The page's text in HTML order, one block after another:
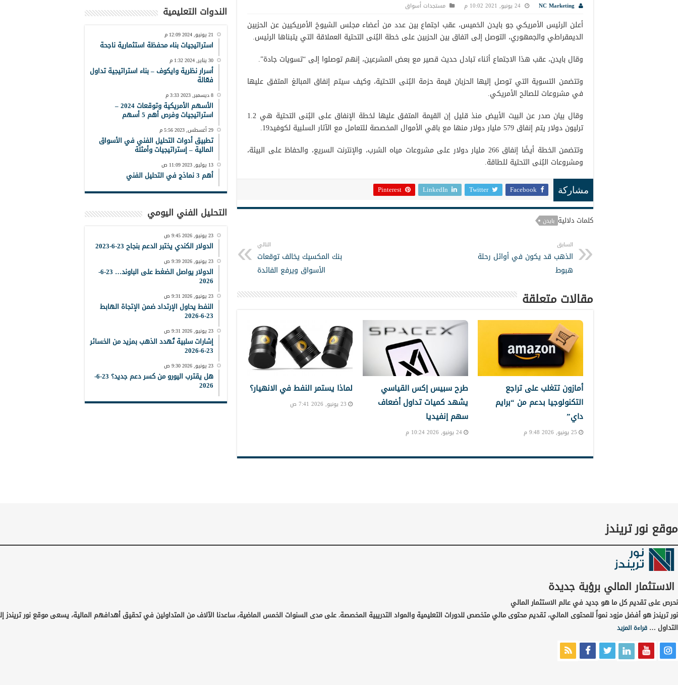
NC Marketing 24 يونيو, 2021 10:02 م مستجدات أسواق
أعلن الرئيس الأمريكي جو بايدن الخميس، عقب اجتماع بين عدد من أعضاء مجلس الشيوخ الأمريكيين عن الحزبين
الديمقراطي والجمهوري، التوصل إلى اتفاق بين الحزبين على خطة البُنى التحتية العملاقة التي يتبناها الرئيس.
وقال بايدن، عقب هذا الاجتماع أثناء تبادل حديث قصير مع بعض المشرعين، إنهم توصلوا إلى “تسويات جادة”.
وتتضمن التسوية التي توصل إليها الحزبان قيمة حزمة البُنى التحتية، وكيف سيتم إنفاق المبالغ المتفق عليها
في مشروعات للصالح الأمريكي.
وقال بيان صدر عن البيت الأبيض منذ قليل إن القيمة المتفق عليها لخطة الإنفاق على البُنى التحتية هي 1.2
ترليون دولار يتم إنفاق 579 مليار دولار منها مع باقي الأموال المخصصة للتعامل مع الآثار السلبية لكوفيد19.
وتتضمن الخطة أيضًا إنفاق 266 مليار دولار على مشروعات مياه الشرب، والإنترنت السريع، والحفاظ على البيئة،
ومشروعات البُنى التحتية للطاقة.
مشاركة Facebook
Twitter
LinkedIn
Pinterest
كلمات دلالية بايدن
السابق
الذهب قد يكون في أوائل رحلة
هبوط
التالي
بنك المكسيك يخالف توقعات
الأسواق ويرفع الفائدة
مقالات متعلقة
أمازون تتغلب على تراجع
التكنولوجيا بدعم من “برايم
داي”
25 يونيو, 2026 9:48 م
طرح سبيس إكس القياسي
يشهد كميات تداول أضعاف
سهم إنفيديا
24 يونيو, 2026 10:24 م
لماذا يستمر النفط في الانهيار؟
23 يونيو, 2026 7:41 ص
الندوات التعليمية
21 يونيو, 2024 12:09 م
استراتيجيات بناء محفظة استثمارية ناجحة
30 يناير, 2024 1:32 م
أسرار نظرية وايكوف – بناء استراتيجية تداول
فعّالة
8 ديسمبر, 2023 3:33 م
الأسهم الأمريكية وتوقعات 2024 –
استراتيجيات وفرص أهم 5 أسهم
29 أغسطس, 2023 5:56 م
تطبيق أدوات التحليل الفني في الأسواق
المالية – إستراتيجيات وأمثلة
13 يوليو, 2023 11:09 ص
أهم 3 نماذج في التحليل الفني
التحليل الفني اليومي
23 يونيو, 2026 9:45 ص
الدولار الكندي يختبر الدعم بنجاح 23-6-2023
23 يونيو, 2026 9:39 ص
الدولار يواصل الضغط على الباوند… 23-6-
2026
23 يونيو, 2026 9:31 ص
النفط يحاول الإرتداد ضمن الإتجاة الهابط
23-6-2026
23 يونيو, 2026 9:31 ص
إشارات سلبية تُهدد الذهب بمزيد من الخسائر
23-6-2026
23 يونيو, 2026 9:30 ص
هل يقترب اليورو من كسر دعم جديد؟ 23-6-
2026
موقع نور تريندز
الاستثمار المالي برؤية جديدة
نحرص على تقديم كل ما هو جديد في عالم الاستثمار المالي
نور تريندز هو أفضل مزود نمواً للمحتوى المالي، تقديم محتوى مالي متخصص للدورات التعليمية والمواد التدريبية المخصصة. على مدى السنوات الخمس الماضية، ساعدنا الآلاف من المتداولين في تحقيق أهدافهم المالية، يسعى موقع نور تريندز
التداول … قراءة المزيد